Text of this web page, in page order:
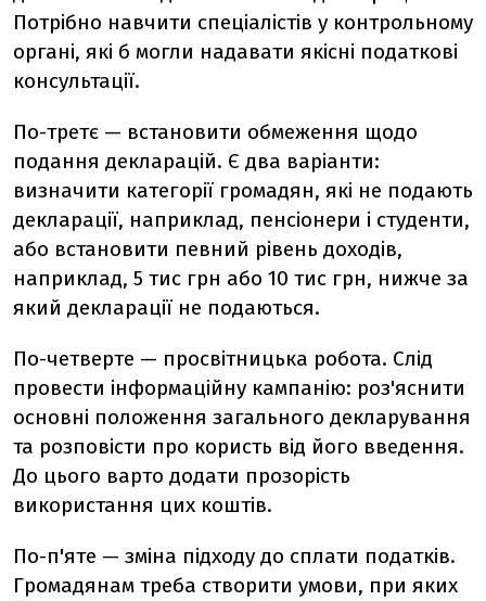
Потрібно навчити спеціалістів у контрольному
органі, які б могли надавати якісні податкові
консультації.
По-третє — встановити обмеження щодо
подання декларацій. Є два варіанти:
визначити категорії громадян, які не подають
декларації, наприклад, пенсіонери і студенти,
або встановити певний рівень доходів,
наприклад, 5 тис грн або 10 тис грн, нижче за
який декларації не подаються.
По-четверте — просвітницька робота. Слід
провести інформаційну кампанію: роз'яснити
основні положення загального декларування
та розповісти про користь від його введення.
До цього варто додати прозорість
використання цих коштів.
По-п'яте — зміна підходу до сплати податків.
Громадянам треба створити умови, при яких